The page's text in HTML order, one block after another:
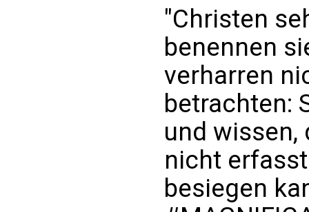
"Christen
benennen
verharren
betrachten:
und wissen,
nicht
besiegen